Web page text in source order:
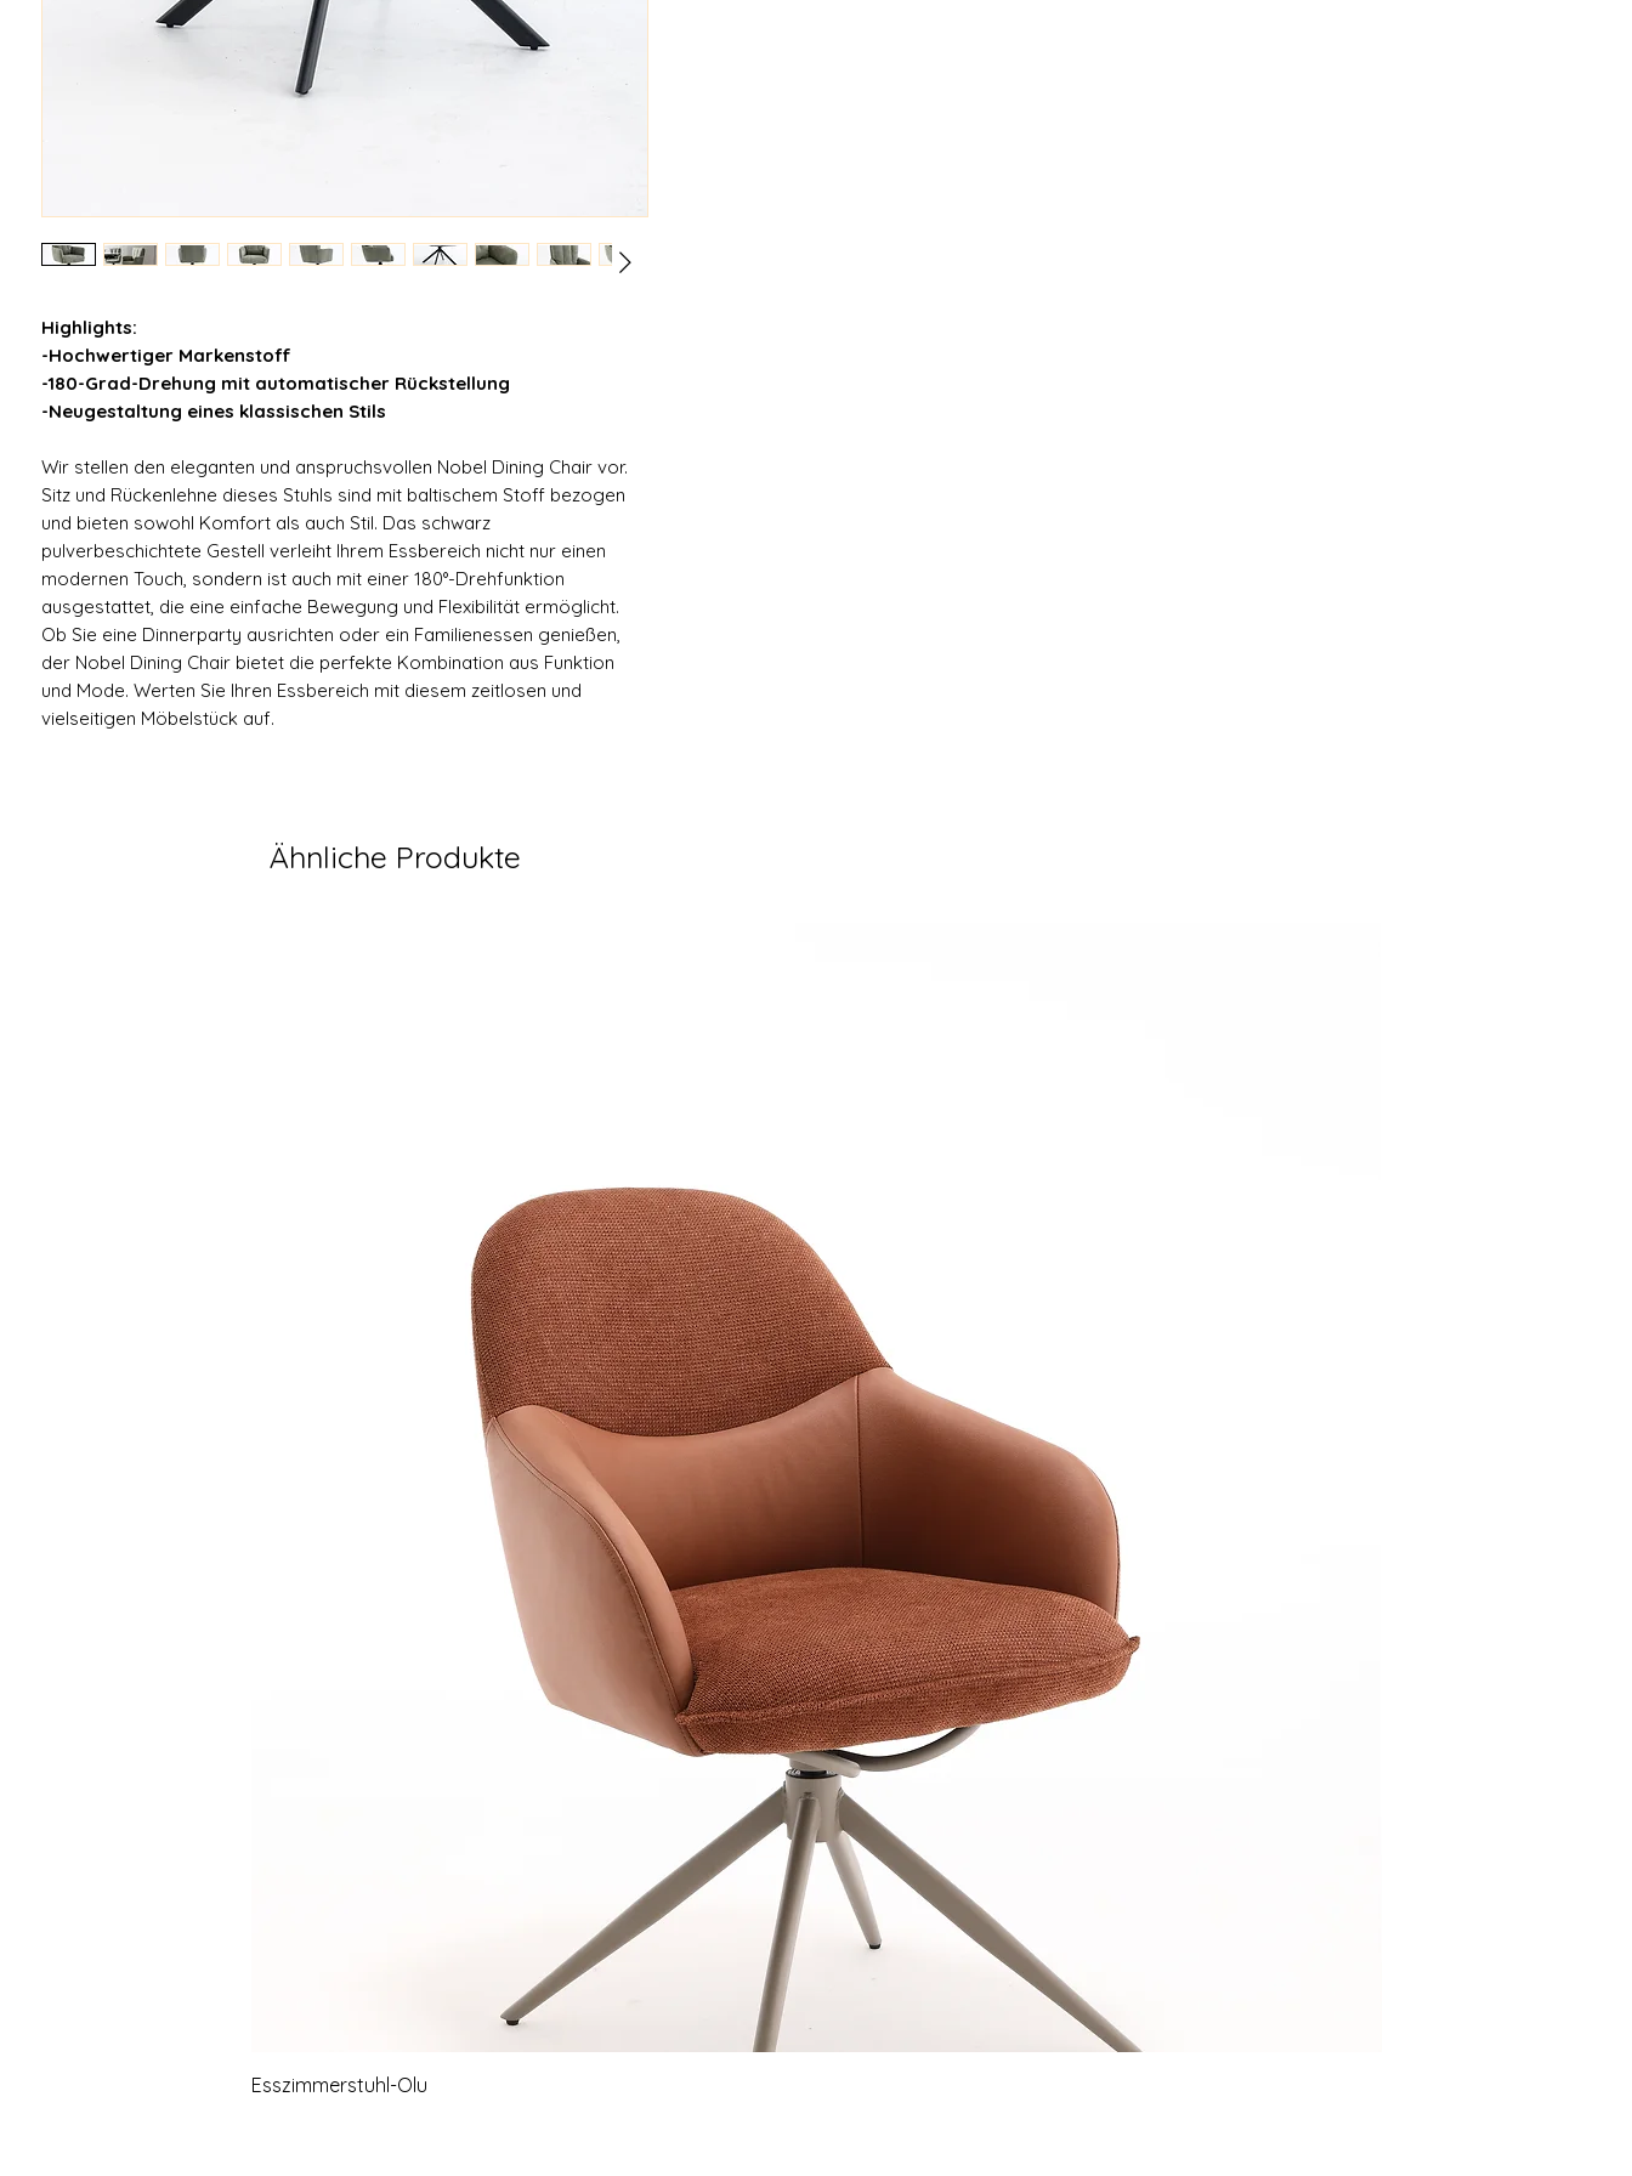
Highlights:
-Hochwertiger Markenstoff
-180-Grad-Drehung mit automatischer Rückstellung
-Neugestaltung eines klassischen Stils
Wir stellen den eleganten und anspruchsvollen Nobel Dining Chair vor.
Sitz und Rückenlehne dieses Stuhls sind mit baltischem Stoff bezogen
und bieten sowohl Komfort als auch Stil. Das schwarz
pulverbeschichtete Gestell verleiht Ihrem Essbereich nicht nur einen
modernen Touch, sondern ist auch mit einer 180°-Drehfunktion
ausgestattet, die eine einfache Bewegung und Flexibilität ermöglicht.
Ob Sie eine Dinnerparty ausrichten oder ein Familienessen genießen,
der Nobel Dining Chair bietet die perfekte Kombination aus Funktion
und Mode. Werten Sie Ihren Essbereich mit diesem zeitlosen und
vielseitigen Möbelstück auf.
Ähnliche Produkte
Esszimmerstuhl-Olu